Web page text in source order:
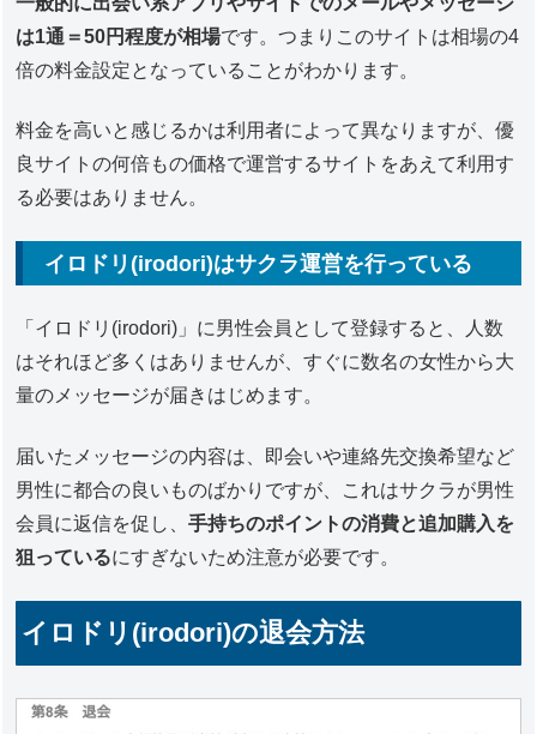
は1通＝50円程度が相場です。つまりこのサイトは相場の4
倍の料金設定となっていることがわかります。
料金を高いと感じるかは利用者によって異なりますが、優
良サイトの何倍もの価格で運営するサイトをあえて利用す
る必要はありません。
イロドリ(irodori)はサクラ運営を行っている
「イロドリ(irodori)」に男性会員として登録すると、人数
はそれほど多くはありませんが、すぐに数名の女性から大
量のメッセージが届きはじめます。
届いたメッセージの内容は、即会いや連絡先交換希望など
男性に都合の良いものばかりですが、これはサクラが男性
会員に返信を促し、手持ちのポイントの消費と追加購入を
狙っているにすぎないため注意が必要です。
イロドリ(irodori)の退会方法